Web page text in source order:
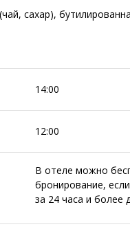
сахар),
14:00
12:00
В отеле можно
бронирование,
за 24 часа и более